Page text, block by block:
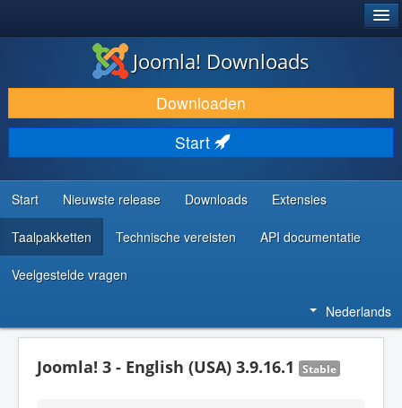
DOWNLOAD & BREID UIT
ONTDEK & LEER
COMMUNITY & ONDERSTEUNING
ONTWIKKELAARSBRONNEN
Joomla! Downloads
Downloaden
Start
Start Nieuwste release Downloads Extensies
Taalpakketten Technische vereisten API documentatie
Veelgestelde vragen
Nederlands
Joomla! 3 - English (USA) 3.9.16.1 Stable